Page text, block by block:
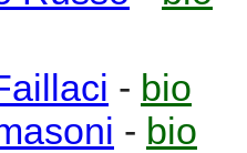
- bio
- bio